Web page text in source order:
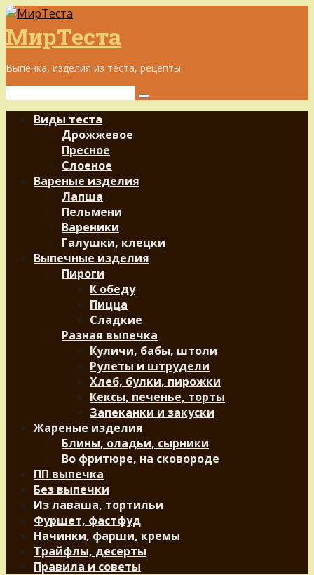
Перейти
к
контенту
МирТеста
Выпечка, изделия из теста, рецепты
Поиск:
Виды теста
Дрожжевое
Пресное
Слоеное
Вареные изделия
Лапша
Пельмени
Вареники
Галушки, клецки
Выпечные изделия
Пироги
К обеду
Пицца
Сладкие
Разная выпечка
Куличи, бабы, штоли
Рулеты и штрудели
Хлеб, булки, пирожки
Кексы, печенье, торты
Запеканки и закуски
Жареные изделия
Блины, оладьи, сырники
Во фритюре, на сковороде
ПП выпечка
Без выпечки
Из лаваша, тортильи
Фуршет, фастфуд
Начинки, фарши, кремы
Трайфлы, десерты
Правила и советы